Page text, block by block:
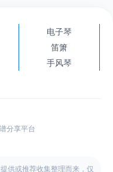
电子琴
笛箫
手风琴
分享平台
供或推荐收集整理而来，仅